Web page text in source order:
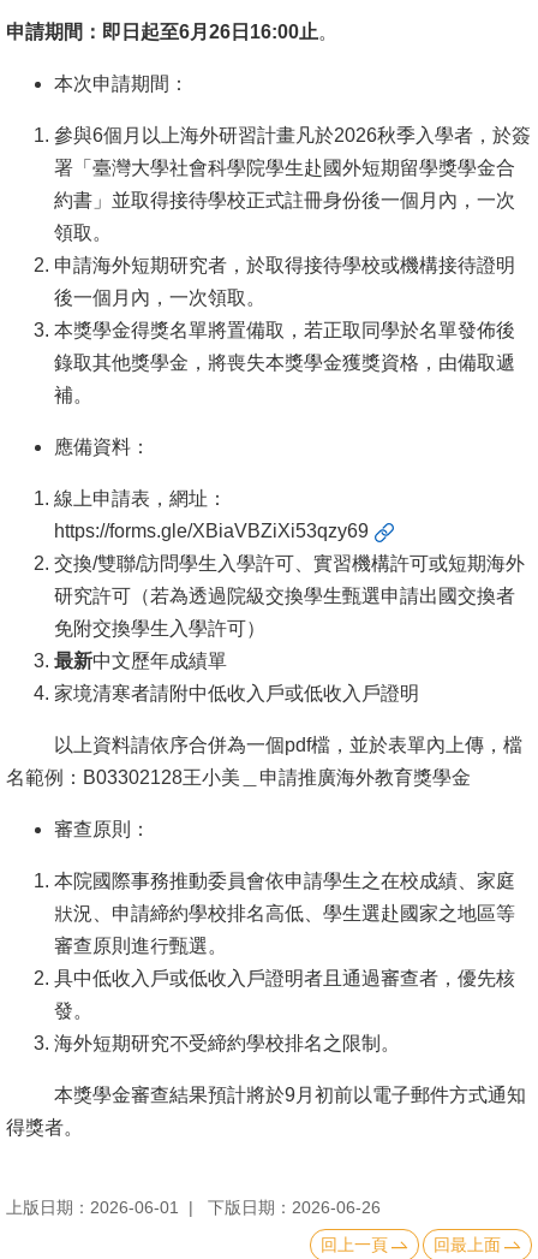
深
法
輔
款
教
源
與
館
首
網
覽
申請期間：即日起至6月26日16:00止。
本次申請期間：
參與6個月以上海外研習計畫凡於2026秋季入學者，於簽
署「臺灣大學社會科學院學生赴國外短期留學獎學金合
約書」並取得接待學校正式註冊身份後一個月內，一次
領取。
申請海外短期研究者，於取得接待學校或機構接待證明
後一個月內，一次領取。
本獎學金得獎名單將置備取，若正取同學於名單發佈後
錄取其他獎學金，將喪失本獎學金獲獎資格，由備取遞
補。
應備資料：
線上申請表，網址：
https://forms.gle/XBiaVBZiXi53qzy69
交換/雙聯/訪問學生入學許可、實習機構許可或短期海外
研究許可（若為透過院級交換學生甄選申請出國交換者
免附交換學生入學許可）
最新中文歷年成績單
家境清寒者請附中低收入戶或低收入戶證明
以上資料請依序合併為一個pdf檔，並於表單內上傳，檔
名範例：B03302128王小美＿申請推廣海外教育獎學金
審查原則：
本院國際事務推動委員會依申請學生之在校成績、家庭
狀況、申請締約學校排名高低、學生選赴國家之地區等
審查原則進行甄選。
具中低收入戶或低收入戶證明者且通過審查者，優先核
發。
海外短期研究不受締約學校排名之限制。
本獎學金審查結果預計將於9月初前以電子郵件方式通知
得獎者。
上版日期：2026-06-01
下版日期：2026-06-26
回上一頁
回最上面